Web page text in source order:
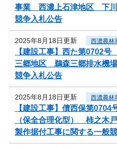
事業 西濃上石津地区 下川
競争入札公告
2025年8月18日更新 西濃農林
【建設工事】西た第0702
三郷地区 鵜森三郷排水機
競争入札公告
2025年8月18日更新 西濃農林
【建設工事】債西保第
（保全合理化型） 柿之木
製作据付工事に関する一般